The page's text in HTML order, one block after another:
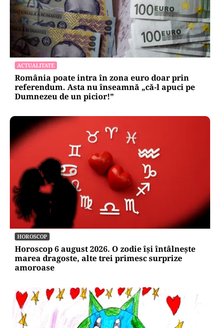
ACTUALITATE
România poate intra în zona euro doar prin
referendum. Asta nu înseamnă „că-l apuci pe
Dumnezeu de un picior!”
HOROSCOP
Horoscop 6 august 2026. O zodie își întâlnește
marea dragoste, alte trei primesc surprize
amoroase